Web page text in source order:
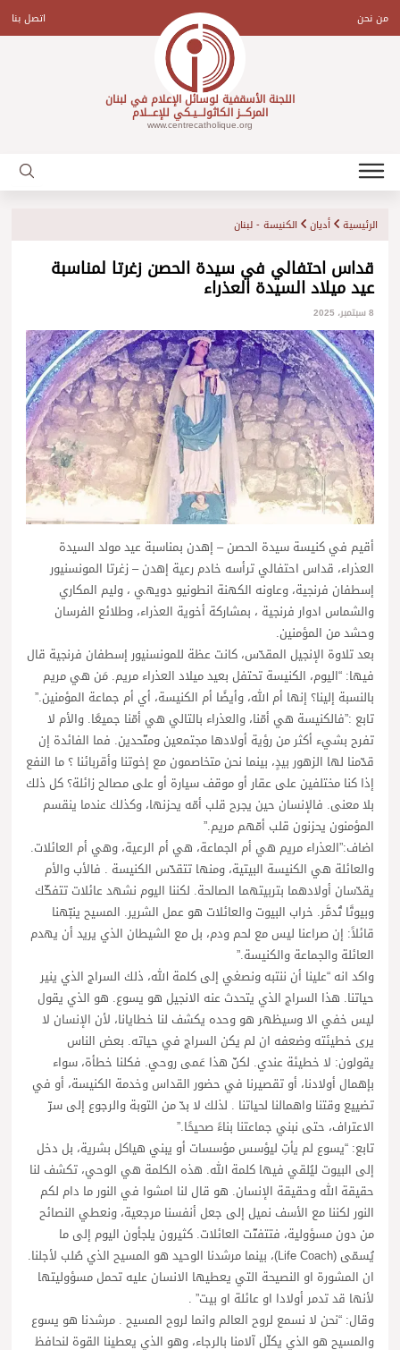
contentمن نحن اتصل بنا
اللجنة الأسقفية لوسائل الإعلام في لبنان
المركـــز الكاثولـــيـكي للإعـــلام
www.centrecatholique.org
الرئيسية أديان الكنيسة - لبنان
قداس احتفالي في سيدة الحصن زغرتا لمناسبة
عيد ميلاد السيدة العذراء
8 سبتمبر، 2025
أقيم في كنيسة سيدة الحصن – إهدن بمناسبة عيد مولد السيدة
العذراء، قداس احتفالي ترأسه خادم رعية إهدن – زغرتا المونسنيور
إسطفان فرنجية، وعاونه الكهنة انطونيو دويهي ، وليم المكاري
والشماس ادوار فرنجية ، بمشاركة أخوية العذراء، وطلائع الفرسان
وحشد من المؤمنين.
بعد تلاوة الإنجيل المقدّس، كانت عظة للمونسنيور إسطفان فرنجية قال
فيها: “اليوم، الكنيسة تحتفل بعيد ميلاد العذراء مريم. مَن هي مريم
بالنسبة إلينا؟ إنها أم الله، وأيضًا أم الكنيسة، أي أم جماعة المؤمنين.”
تابع :”فالكنيسة هي أمّنا، والعذراء بالتالي هي أمّنا جميعًا. والأم لا
تفرح بشيء أكثر من رؤية أولادها مجتمعين ومتّحدين. فما الفائدة إن
قدّمنا لها الزهور بيدٍ، بينما نحن متخاصمون مع إخوتنا وأقربائنا ؟ ما النفع
إذا كنا مختلفين على عقار أو موقف سيارة أو على مصالح زائلة؟ كل ذلك
بلا معنى. فالإنسان حين يجرح قلب أمّه يحزنها، وكذلك عندما ينقسم
المؤمنون يحزنون قلب أمّهم مريم.”
اضاف:”العذراء مريم هي أم الجماعة، هي أم الرعية، وهي أم العائلات.
والعائلة هي الكنيسة البيتية، ومنها تتقدّس الكنيسة . فالأب والأم
يقدّسان أولادهما بتربيتهما الصالحة. لكننا اليوم نشهد عائلات تتفكّك
وبيوتًا تُدمَّر. خراب البيوت والعائلات هو عمل الشرير. المسيح ينبّهنا
قائلاً: إن صراعنا ليس مع لحم ودم، بل مع الشيطان الذي يريد أن يهدم
العائلة والجماعة والكنيسة.”
واكد انه “علينا أن ننتبه ونصغي إلى كلمة الله، ذلك السراج الذي ينير
حياتنا. هذا السراج الذي يتحدث عنه الانجيل هو يسوع. هو الذي يقول
ليس خفي الا وسيظهر هو وحده يكشف لنا خطايانا، لأن الإنسان لا
يرى خطيئته وضعفه ان لم يكن السراج في حياته. بعض الناس
يقولون: لا خطيئة عندي. لكنّ هذا عَمى روحي. فكلنا خطأة، سواء
بإهمال أولادنا، أو تقصيرنا في حضور القداس وخدمة الكنيسة، أو في
تضييع وقتنا واهمالنا لحياتنا . لذلك لا بدّ من التوبة والرجوع إلى سرّ
الاعتراف، حتى نبني جماعتنا بناءً صحيحًا.”
تابع: “يسوع لم يأتِ ليؤسس مؤسسات أو يبني هياكل بشرية، بل دخل
إلى البيوت ليُلقي فيها كلمة الله. هذه الكلمة هي الوحي، تكشف لنا
حقيقة الله وحقيقة الإنسان. هو قال لنا امشوا في النور ما دام لكم
النور لكننا مع الأسف نميل إلى جعل أنفسنا مرجعية، ونعطي النصائح
من دون مسؤولية، فتتفتّت العائلات. كثيرون يلجأون اليوم إلى ما
يُسمّى (Life Coach)، بينما مرشدنا الوحيد هو المسيح الذي صُلب لأجلنا.
ان المشورة او النصيحة التي يعطيها الانسان عليه تحمل مسؤوليتها
لأنها قد تدمر أولادا او عائلة او بيت” .
وقال: “نحن لا نسمع لروح العالم وانما لروح المسيح . مرشدنا هو يسوع
والمسيح هو الذي يكلّل آلامنا بالرجاء، وهو الذي يعطينا القوة لنحافظ